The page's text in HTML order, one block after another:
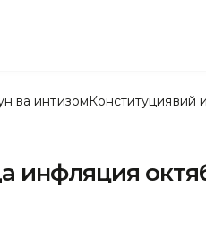
ва интизомКонституциявий
инфляция